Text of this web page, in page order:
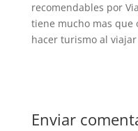
recomendables por
tiene mucho mas que
hacer turismo al
Enviar